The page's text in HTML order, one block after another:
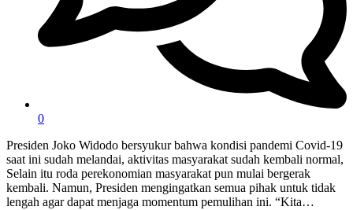
0
Presiden Joko Widodo bersyukur bahwa kondisi pandemi Covid-19
saat ini sudah melandai, aktivitas masyarakat sudah kembali normal,
Selain itu roda perekonomian masyarakat pun mulai bergerak
kembali. Namun, Presiden mengingatkan semua pihak untuk tidak
lengah agar dapat menjaga momentum pemulihan ini. “Kita…